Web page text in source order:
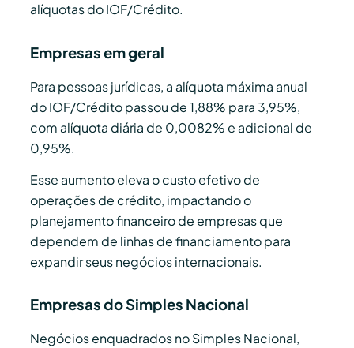
alíquotas do IOF/Crédito.
Empresas em geral
Para pessoas jurídicas, a alíquota máxima anual
do IOF/Crédito passou de 1,88% para 3,95%,
com alíquota diária de 0,0082% e adicional de
0,95%.
Esse aumento eleva o custo efetivo de
operações de crédito, impactando o
planejamento financeiro de empresas que
dependem de linhas de financiamento para
expandir seus negócios internacionais.
Empresas do Simples Nacional
Negócios enquadrados no Simples Nacional,